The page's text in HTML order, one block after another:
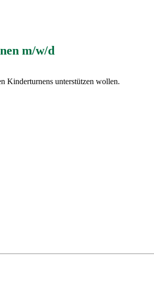
m/w/d
Kinderturnens unterstützen wollen.